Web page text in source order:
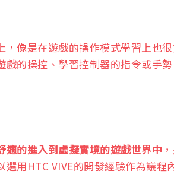
像是在遊戲的操作模式學習上也
的操控、學習控制器的指令或手
適的進入到虛擬實境的遊戲世界中
用HTC VIVE的開發經驗作為議程